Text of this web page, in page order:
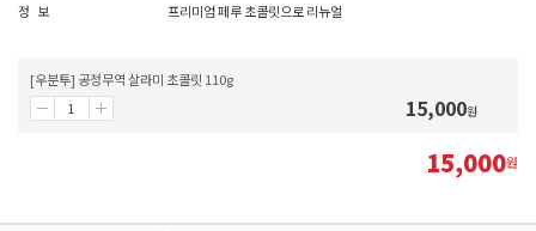
정 보
프리미엄 페루 초콜릿으로 리뉴얼
[우분투] 공정무역 살라미 초콜릿 110g
15,000원
15,000원